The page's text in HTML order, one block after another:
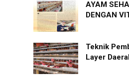
AYAM
DENGAN
Teknik
Layer